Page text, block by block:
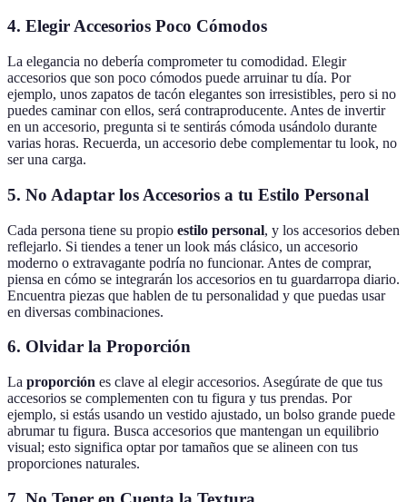
4. Elegir Accesorios Poco Cómodos
La elegancia no debería comprometer tu comodidad. Elegir
accesorios que son poco cómodos puede arruinar tu día. Por
ejemplo, unos zapatos de tacón elegantes son irresistibles, pero si no
puedes caminar con ellos, será contraproducente. Antes de invertir
en un accesorio, pregunta si te sentirás cómoda usándolo durante
varias horas. Recuerda, un accesorio debe complementar tu look, no
ser una carga.
5. No Adaptar los Accesorios a tu Estilo Personal
Cada persona tiene su propio estilo personal, y los accesorios deben
reflejarlo. Si tiendes a tener un look más clásico, un accesorio
moderno o extravagante podría no funcionar. Antes de comprar,
piensa en cómo se integrarán los accesorios en tu guardarropa diario.
Encuentra piezas que hablen de tu personalidad y que puedas usar
en diversas combinaciones.
6. Olvidar la Proporción
La proporción es clave al elegir accesorios. Asegúrate de que tus
accesorios se complementen con tu figura y tus prendas. Por
ejemplo, si estás usando un vestido ajustado, un bolso grande puede
abrumar tu figura. Busca accesorios que mantengan un equilibrio
visual; esto significa optar por tamaños que se alineen con tus
proporciones naturales.